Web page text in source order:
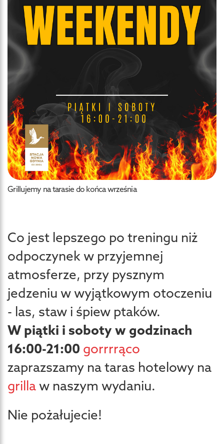
Grillujemy na tarasie do końca września
Co jest lepszego po treningu niż
odpoczynek w przyjemnej
atmosferze, przy pysznym
jedzeniu w wyjątkowym otoczeniu
- las, staw i śpiew ptaków.
W piątki i soboty w godzinach
16:00-21:00 gorrrrąco
zaprazszamy na taras hotelowy na
grillaw naszym wydaniu.
Nie pożałujecie!